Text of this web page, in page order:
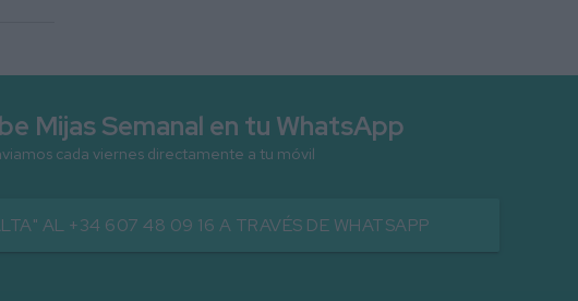
Mijas Semanal en tu WhatsApp
cada viernes directamente a tu móvil
AL +34 607 48 09 16 A TRAVÉS DE WHATSAPP